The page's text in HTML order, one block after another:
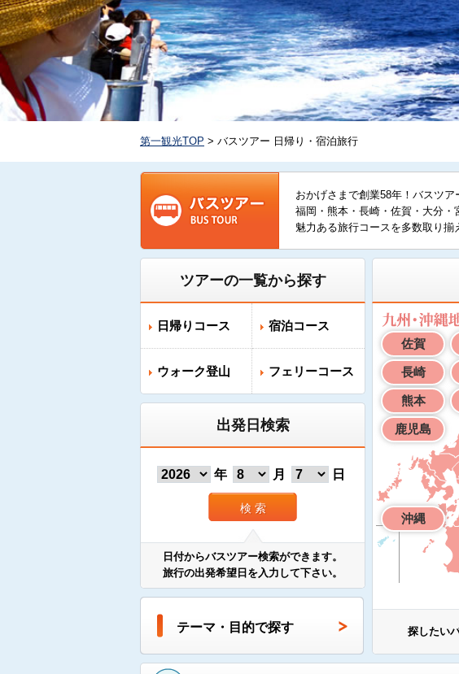
第一観光TOP > バスツアー 日帰り・宿泊旅行
おかげさまで創業58年！バスツア
福岡・熊本・長崎・佐賀・大分・
魅力ある旅行コースを多数取り揃
ツアーの一覧から探す
日帰りコース 宿泊コース
ウォーク登山 フェリーコース
出発日検索
年 月 日
検 索
日付からバスツアー検索ができます。
旅行の出発希望日を入力して下さい。
テーマ・目的で探す
佐賀
長崎
熊本
鹿児島
沖縄
探したい